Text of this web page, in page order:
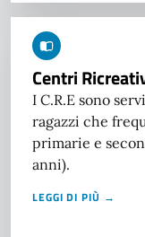
Centri
I C.R.E sono
ragazzi che
primarie e
anni).
LEGGI DI PIÙ →